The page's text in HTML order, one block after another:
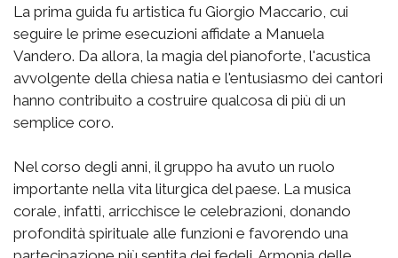
La prima guida fu artistica fu Giorgio Maccario, cui
seguire le prime esecuzioni affidate a Manuela
Vandero. Da allora, la magia del pianoforte, l'acustica
avvolgente della chiesa natia e l'entusiasmo dei cantori
hanno contribuito a costruire qualcosa di più di un
semplice coro.
Nel corso degli anni, il gruppo ha avuto un ruolo
importante nella vita liturgica del paese. La musica
corale, infatti, arricchisce le celebrazioni, donando
profondità spirituale alle funzioni e favorendo una